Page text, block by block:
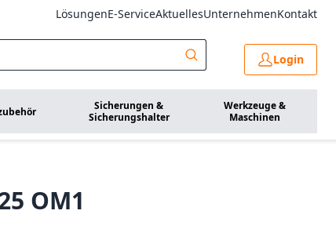
LösungenE-ServiceAktuellesUnternehmenKontakt
Login
Sicherungen &
Sicherungshalter
Werkzeuge &
Maschinen
OM1